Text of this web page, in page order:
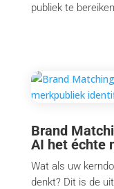
publiek te
Brand
AI het échte
Wat als uw
denkt? Dit is de